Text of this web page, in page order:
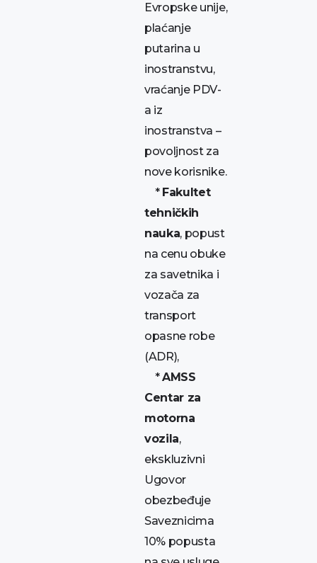
Evropske unije,
plaćanje
putarina u
inostranstvu,
vraćanje PDV-
a iz
inostranstva –
povoljnost za
nove korisnike.
* Fakultet
tehničkih
nauka, popust
na cenu obuke
za savetnika i
vozača za
transport
opasne robe
(ADR),
*AMSS
Centar za
motorna
vozila,
ekskluzivni
Ugovor
obezbeđuje
Saveznicima
10% popusta